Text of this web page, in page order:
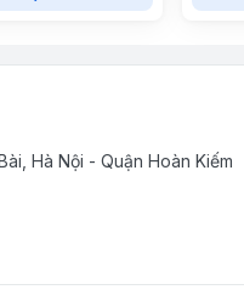
Hà Nội - Quận Hoàn Kiếm